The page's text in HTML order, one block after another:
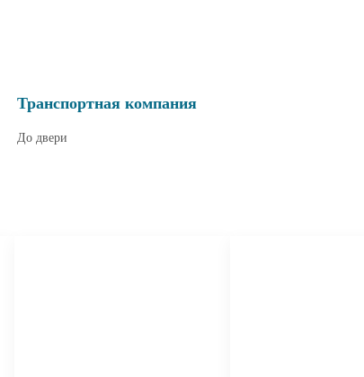
Транспортная компания
До двери